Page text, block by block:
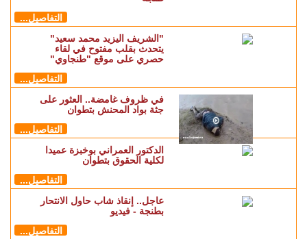
التفاصيل...
"الشريف اليزيد محمد سعيد"
يتحدث بقلب مفتوح في لقاء
حصري على موقع "طنجاوي"
التفاصيل...
في ظروف غامضة.. العثور على
جثة بواد المحنش بتطوان
التفاصيل...
الدكتور العمراني بوخبزة عميدا
لكلية الحقوق بتطوان
التفاصيل...
عاجل.. إنقاذ شاب حاول الانتحار
بطنجة - فيديو
التفاصيل...